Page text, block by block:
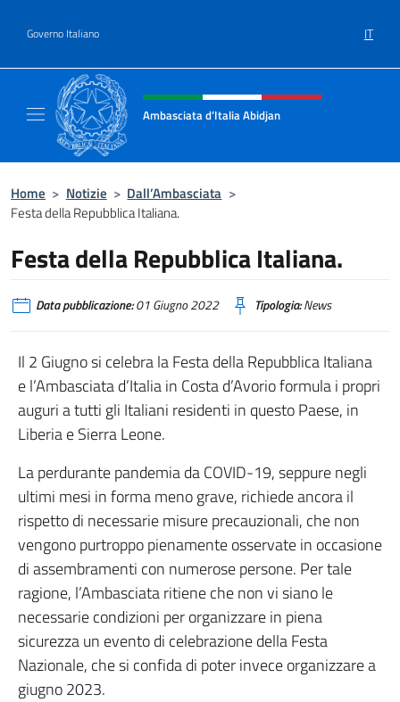
Governo Italiano IT
Intestazione sito, social e menù
Ambasciata d’Italia Abidjan
Home > Notizie > Dall’Ambasciata >
Festa della Repubblica Italiana.
Festa della Repubblica Italiana.
Data pubblicazione:01 Giugno 2022 Tipologia:News
Il 2 Giugno si celebra la Festa della Repubblica Italiana
e l’Ambasciata d’Italia in Costa d’Avorio formula i propri
auguri a tutti gli Italiani residenti in questo Paese, in
Liberia e Sierra Leone.
La perdurante pandemia da COVID-19, seppure negli
ultimi mesi in forma meno grave, richiede ancora il
rispetto di necessarie misure precauzionali, che non
vengono purtroppo pienamente osservate in occasione
di assembramenti con numerose persone. Per tale
ragione, l’Ambasciata ritiene che non vi siano le
necessarie condizioni per organizzare in piena
sicurezza un evento di celebrazione della Festa
Nazionale, che si confida di poter invece organizzare a
giugno 2023.